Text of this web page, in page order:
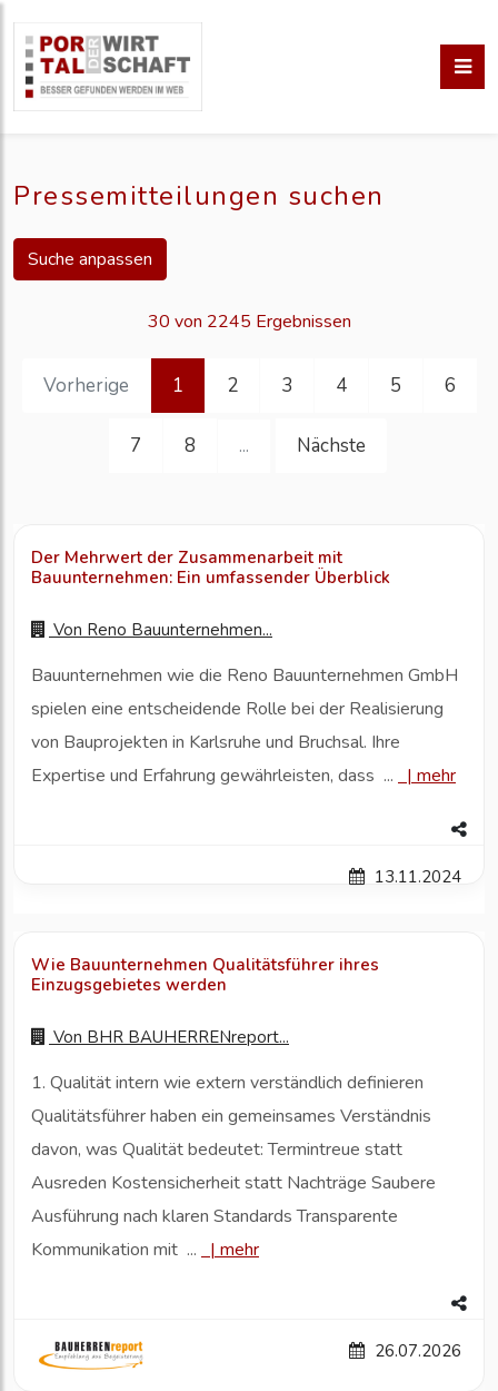
Pressemitteilungen suchen
Suche anpassen
30 von 2245 Ergebnissen
Vorherige 1 2 3 4 5 6
7 8 ... Nächste
Der Mehrwert der Zusammenarbeit mit
Bauunternehmen: Ein umfassender Überblick
Von Reno Bauunternehmen...
Bauunternehmen wie die Reno Bauunternehmen GmbH
spielen eine entscheidende Rolle bei der Realisierung
von Bauprojekten in Karlsruhe und Bruchsal. Ihre
Expertise und Erfahrung gewährleisten, dass ...
| mehr
13.11.2024
Wie Bauunternehmen Qualitätsführer ihres
Einzugsgebietes werden
Von BHR BAUHERRENreport...
1. Qualität intern wie extern verständlich definieren
Qualitätsführer haben ein gemeinsames Verständnis
davon, was Qualität bedeutet: Termintreue statt
Ausreden Kostensicherheit statt Nachträge Saubere
Ausführung nach klaren Standards Transparente
Kommunikation mit ...
| mehr
26.07.2026